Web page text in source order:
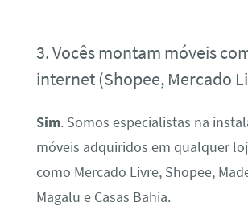
3. Vocês montam móveis
internet (Shopee, Mercado
Sim. Somos especialistas na
móveis adquiridos em qualquer
como Mercado Livre, Shopee,
Magalu e Casas Bahia.